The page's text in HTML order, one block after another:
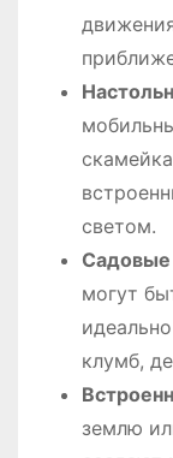
светом.
Садовые
могут
клумб,
землю